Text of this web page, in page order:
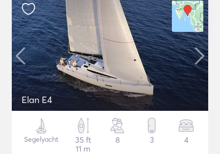
Elan E4
Segelyacht
35 ft
11 m
8 3 4